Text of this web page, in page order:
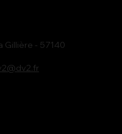
Gillière - 57140